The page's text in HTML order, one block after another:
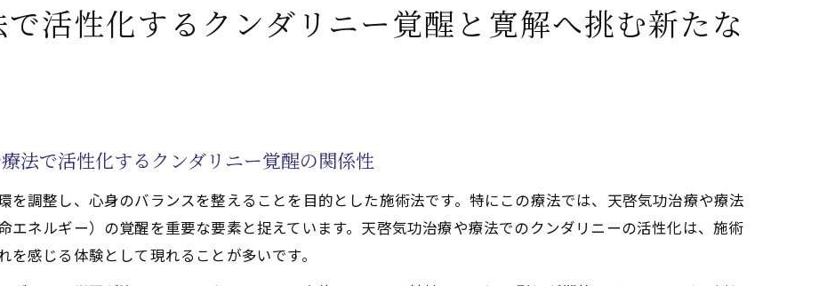
活性化するクンダリニー覚醒と寛解へ挑む新たな
法で活性化するクンダリニー覚醒の関係性
を調整し、心身のバランスを整えることを目的とした施術法です。特にこの療法では、天啓気功治療や療法
エネルギー）の覚醒を重要な要素と捉えています。天啓気功治療や療法でのクンダリニーの活性化は、施術
感じる体験として現れることが多いです。